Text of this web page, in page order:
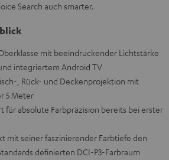
Search auch smarter.
mit beeindruckender Lichtstärke
integriertem Android TV
, Rück- und Deckenprojektion mit
5 Meter
für absolute Farbpräzision bereits bei erster
mit seiner faszinierender Farbtiefe den
definierten DCI-P3-Farbraum